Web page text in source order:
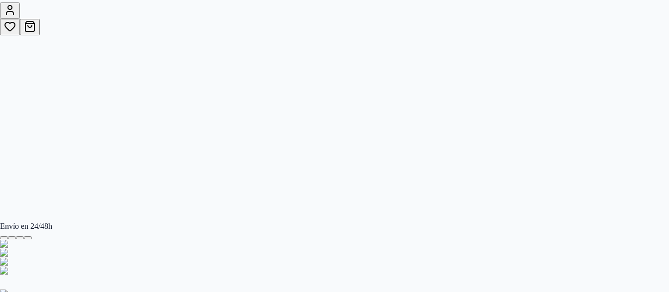
Gafas de sol Ray-Ban Clubmaster RB3016 W0365 49 para Mujer y Hombre. Gafas de la mítica marca Ray-Ban, diseñadas en color Negro. Las gafas Ray-Ban ®, son la marca más conocida dentro del mundo de
Gafas de sol Ray-Ban Clubmaster RB3016 W0365 49 para Mujer y Hombre. Gafas de la mítica marca Ray-Ban, diseñadas en color Negro. Las gafas Ray-Ban ®, son la marca más conocida dentro del mundo de
Envío en 24/48h